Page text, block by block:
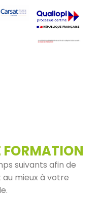
FORMATION
suivants afin de
mieux à votre